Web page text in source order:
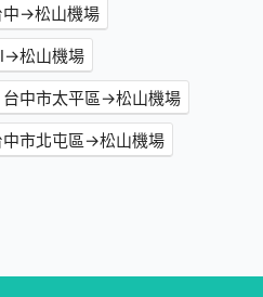
中→松山機場
松山機場
台中市太平區→松山機場
中市北屯區→松山機場